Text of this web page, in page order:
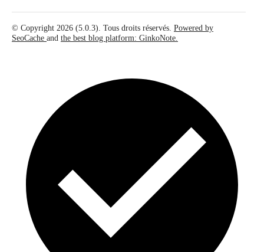
© Copyright 2026 (5.0.3). Tous droits réservés. Powered by
SeoCache and the best blog platform: GinkoNote.